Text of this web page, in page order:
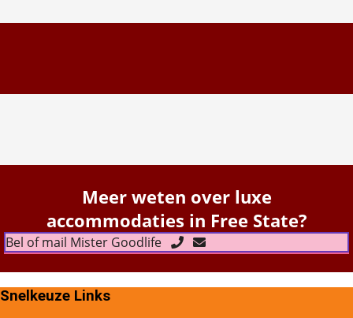
Meer weten over luxe
accommodaties in Free State?
Bel of mail Mister Goodlife
Snelkeuze Links